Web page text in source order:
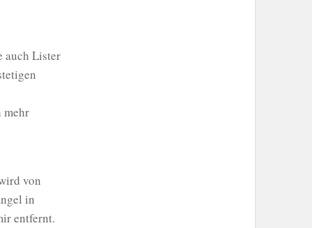
auch Lister
mehr
von
in
entfernt.